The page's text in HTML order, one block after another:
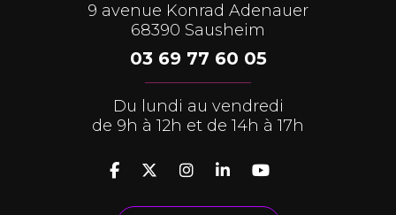
9 avenue Konrad Adenauer
68390 Sausheim
03 69 77 60 05
Du lundi au vendredi
de 9h à 12h et de 14h à 17h